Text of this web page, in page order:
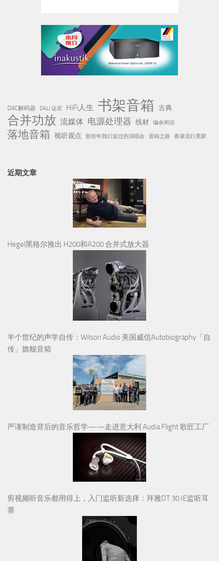
DAC解码器 DALI 达尼 HiFi人生 书架音箱 古典
合并功放 流媒体 电源处理器 线材 编余闲话
落地音箱 视听观点 那些年我们追过的演唱会 音响之路 香港流行黑胶
近期文章
Hegel黑格尔推出 H200和A200 合并式放大器
半个世纪的声学自传：Wilson Audio 美国威信Autobiography「自
传」旗舰音箱
严谨制造背后的音乐哲学——走进意大利 Audia Flight 歌匠工厂
剪视频听音乐都用得上，入门监听新选择：拜雅DT 30 IE监听耳
塞